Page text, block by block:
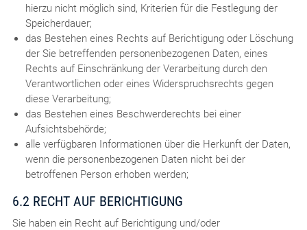
hierzu nicht möglich sind, Kriterien für die Festlegung der
Speicherdauer;
das Bestehen eines Rechts auf Berichtigung oder Löschung
der Sie betreffenden personenbezogenen Daten, eines
Rechts auf Einschränkung der Verarbeitung durch den
Verantwortlichen oder eines Widerspruchsrechts gegen
diese Verarbeitung;
das Bestehen eines Beschwerderechts bei einer
Aufsichtsbehörde;
alle verfügbaren Informationen über die Herkunft der Daten,
wenn die personenbezogenen Daten nicht bei der
betroffenen Person erhoben werden;
6.2 RECHT AUF BERICHTIGUNG
Sie haben ein Recht auf Berichtigung und/oder